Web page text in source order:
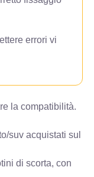
errori vi
la compatibilità.
suv acquistati sul
di scorta, con